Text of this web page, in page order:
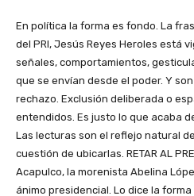
En política la forma es fondo. La
del PRI, Jesús Reyes Heroles está
señales, comportamientos,
que se envían desde el poder. Y
rechazo. Exclusión deliberada o
entendidos. Es justo lo que acaba
Las lecturas son el reflejo natural
cuestión de ubicarlas. RETAR AL
Acapulco, la morenista Abelina
ánimo presidencial. Lo dice la